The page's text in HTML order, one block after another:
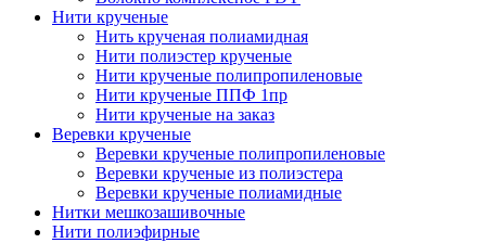
Нити крученые
Нить крученая полиамидная
Нити полиэстер крученые
Нити крученые полипропиленовые
Нити крученые ППФ 1пр
Нити крученые на заказ
Веревки крученые
Веревки крученые полипропиленовые
Веревки крученые из полиэстера
Веревки крученые полиамидные
Нитки мешкозашивочные
Нити полиэфирные